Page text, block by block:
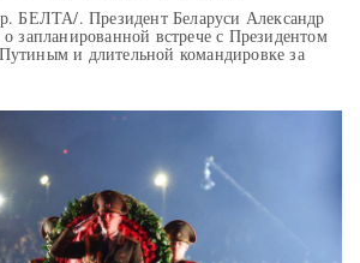
БЕЛТА/. Президент Беларуси Александр
запланированной встрече с Президентом
и длительной командировке за